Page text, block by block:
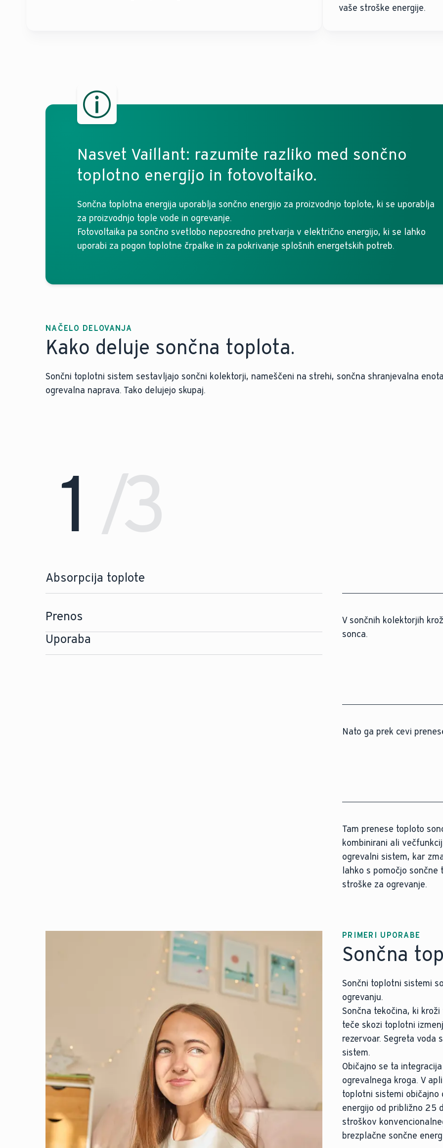
vaše stroške energije.
Nasvet Vaillant: razumite razliko med sončno
toplotno energijo in fotovoltaiko.
Sončna toplotna energija uporablja sončno energijo za proizvodnjo toplote, ki se uporablja
za proizvodnjo tople vode in ogrevanje.
Fotovoltaika pa sončno svetlobo neposredno pretvarja v električno energijo, ki se lahko
uporabi za pogon toplotne črpalke in za pokrivanje splošnih energetskih potreb.
NAČELO DELOVANJA
Kako deluje sončna toplota.
Sončni toplotni sistem sestavljajo sončni kolektorji, nameščeni na strehi, sončna shranjevalna
ogrevalna naprava. Tako delujejo skupaj.
1 /3
Absorpcija toplote
Prenos
Uporaba
V sončnih kolektorjih
sonca.
Nato ga prek cevi
Tam prenese toploto
kombinirani ali
ogrevalni sistem, kar
lahko s pomočjo
stroške za ogrevanje.
PRIMERI UPORABE
Sončna
Sončni toplotni sistemi
ogrevanju.
Sončna tekočina, ki
teče skozi toplotni
rezervoar. Segreta voda
sistem.
Običajno se ta
ogrevalnega kroga. V
toplotni sistemi običajno
energijo od približno 25
stroškov
brezplačne sončne